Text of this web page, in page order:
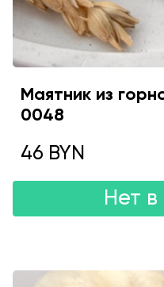
Маятник из
0048
46 BYN
Нет